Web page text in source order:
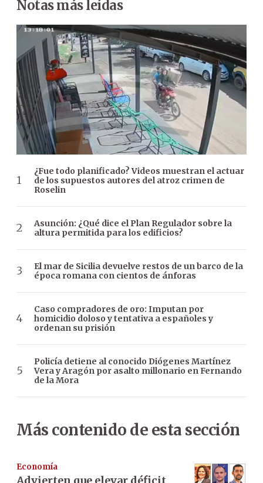
Notas más leídas
¿Fue todo planificado? Videos muestran el actuar
de los supuestos autores del atroz crimen de
Roselin
Asunción: ¿Qué dice el Plan Regulador sobre la
altura permitida para los edificios?
El mar de Sicilia devuelve restos de un barco de la
época romana con cientos de ánforas
Caso compradores de oro: Imputan por
homicidio doloso y tentativa a españoles y
ordenan su prisión
Policía detiene al conocido Diógenes Martínez
Vera y Aragón por asalto millonario en Fernando
de la Mora
Más contenido de esta sección
Economía
Advierten que elevar déficit